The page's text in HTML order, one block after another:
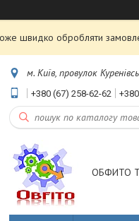
швидко обробляти
м. Київ, провулок
+380 (67) 258-62-62
ОБФИТО